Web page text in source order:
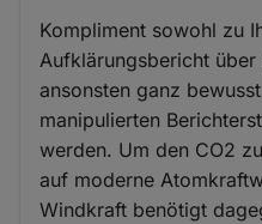
Kompliment sowohl zu
Aufklärungsbericht
ansonsten ganz
manipulierten
werden. Um den CO2
auf moderne
Windkraft benötigt